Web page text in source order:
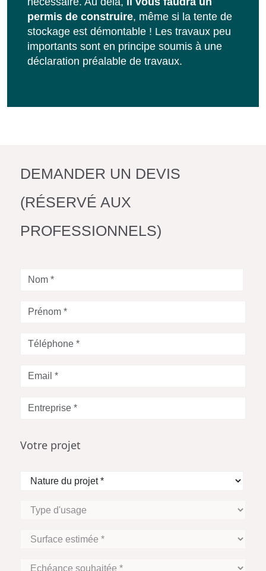
permis de construire, même si la tente de
stockage est démontable ! Les travaux peu
importants sont en principe soumis à une
déclaration préalable de travaux.
DEMANDER UN DEVIS
(RÉSERVÉ AUX
PROFESSIONNELS)
Nom
Prénom
Téléphone
Votre
Entreprise
Votre projet
Nature
projet
Type
Surface
Echéance